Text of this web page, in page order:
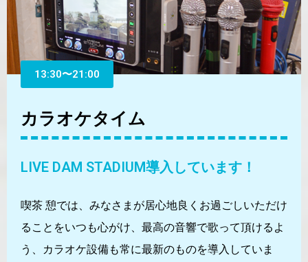
13:30〜21:00
カラオケタイム
LIVE DAM STADIUM導入しています！
喫茶 憩では、みなさまが居心地良くお過ごしいただけ
ることをいつも心がけ、最高の音響で歌って頂けるよ
う、カラオケ設備も常に最新のものを導入していま